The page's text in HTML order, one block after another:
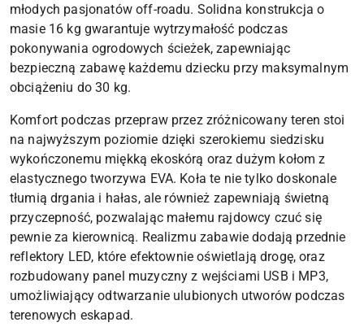
młodych pasjonatów off-roadu. Solidna konstrukcja o
masie 16 kg gwarantuje wytrzymałość podczas
pokonywania ogrodowych ścieżek, zapewniając
bezpieczną zabawę każdemu dziecku przy maksymalnym
obciążeniu do 30 kg.
Komfort podczas przepraw przez zróżnicowany teren stoi
na najwyższym poziomie dzięki szerokiemu siedzisku
wykończonemu miękką ekoskórą oraz dużym kołom z
elastycznego tworzywa EVA. Koła te nie tylko doskonale
tłumią drgania i hałas, ale również zapewniają świetną
przyczepność, pozwalając małemu rajdowcy czuć się
pewnie za kierownicą. Realizmu zabawie dodają przednie
reflektory LED, które efektownie oświetlają drogę, oraz
rozbudowany panel muzyczny z wejściami USB i MP3,
umożliwiający odtwarzanie ulubionych utworów podczas
terenowych eskapad.